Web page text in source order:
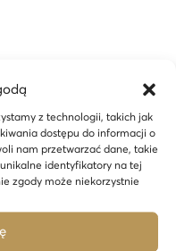
z technologii, takich jak
dostępu do informacji o
nam przetwarzać dane, takie
identyfikatory na tej
zgody może niekorzystnie
24H